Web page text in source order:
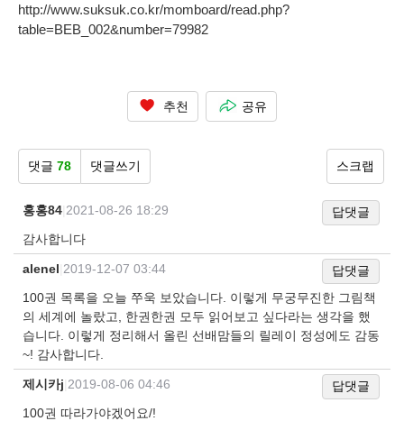
http://www.suksuk.co.kr/momboard/read.php?
table=BEB_002&number=79982
추천 공유
댓글 78 댓글쓰기 스크랩
홍홍84 2021-08-26 18:29
답댓글
감사합니다
alenel 2019-12-07 03:44
답댓글
100권 목록을 오늘 쭈욱 보았습니다. 이렇게 무궁무진한 그림책
의 세계에 놀랐고, 한권한권 모두 읽어보고 싶다라는 생각을 했
습니다. 이렇게 정리해서 올린 선배맘들의 릴레이 정성에도 감동
~! 감사합니다.
제시카j 2019-08-06 04:46
답댓글
100권 따라가야겠어요/!